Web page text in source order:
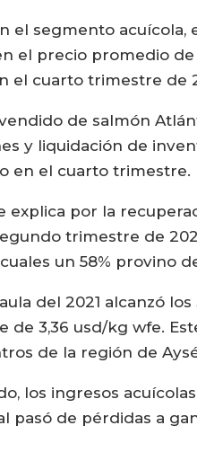
el segmento acuícola,
el precio promedio
el cuarto trimestre de
de salmón
y liquidación de
en el cuarto trimestre.
explica por la
trimestre de
un 58% provino
del 2021 alcanzó
de 3,36 usd/kg wfe.
de la región de
los ingresos
pasó de pérdidas a